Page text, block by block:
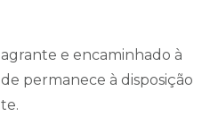
e encaminhado à
permanece à disposição